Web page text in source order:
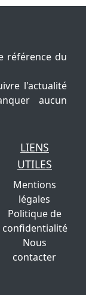
référence du
l'actualité
aucun
LIENS
UTILES
Mentions
légales
Politique de
confidentialité
Nous
contacter